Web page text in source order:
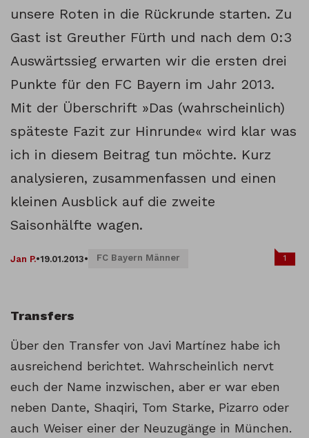
unsere Roten in die Rückrunde starten. Zu
Gast ist Greuther Fürth und nach dem 0:3
Auswärtssieg erwarten wir die ersten drei
Punkte für den FC Bayern im Jahr 2013.
Mit der Überschrift »Das (wahrscheinlich)
späteste Fazit zur Hinrunde« wird klar was
ich in diesem Beitrag tun möchte. Kurz
analysieren, zusammenfassen und einen
kleinen Ausblick auf die zweite
Saisonhälfte wagen.
Jan P.•19.01.2013• FC Bayern Männer 1
Transfers
Über den Transfer von Javi Martínez habe ich
ausreichend berichtet. Wahrscheinlich nervt
euch der Name inzwischen, aber er war eben
neben Dante, Shaqiri, Tom Starke, Pizarro oder
auch Weiser einer der Neuzugänge in München.